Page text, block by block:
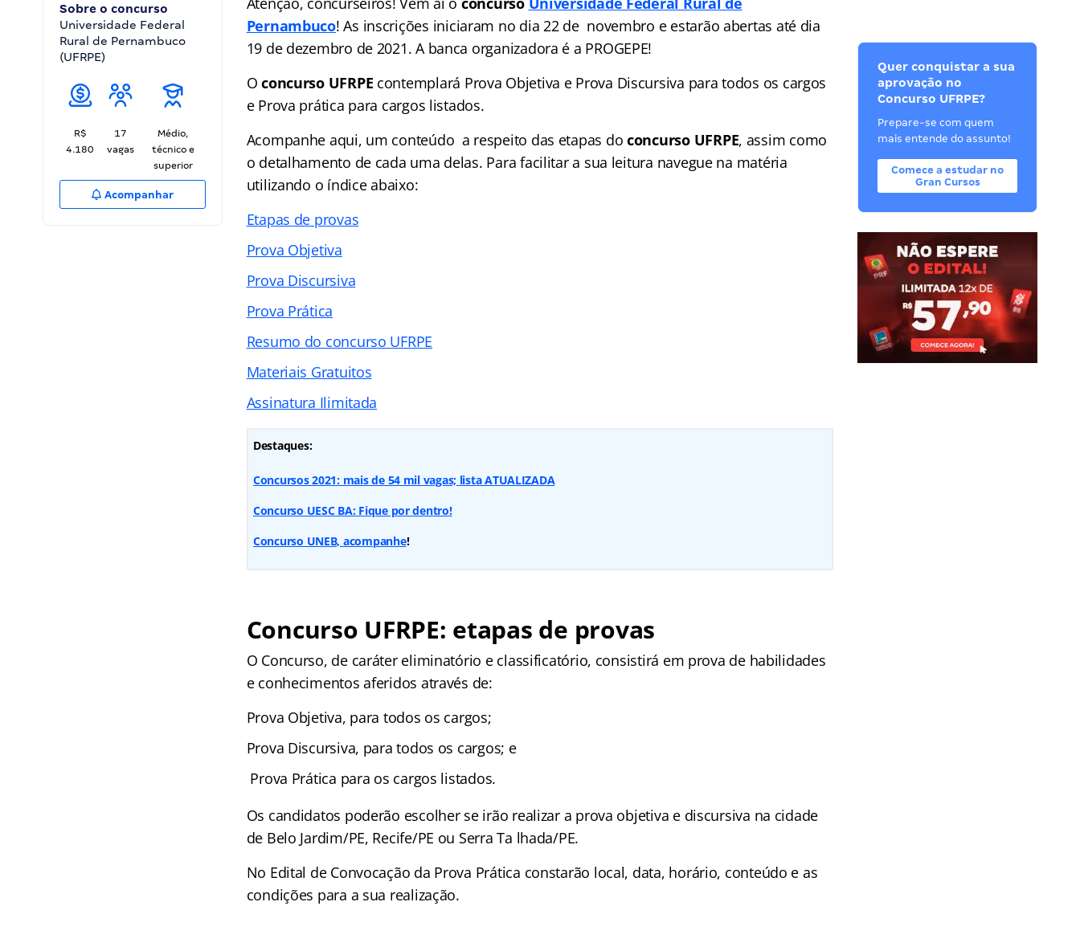
Sobre o concurso
Universidade Federal
Rural de Pernambuco
(UFRPE)
R$
4.180
17
vagas
Médio,
técnico e
superior
Acompanhar
Pernambuco! As inscrições iniciaram no dia 22 de novembro e estarão abertas até dia
19 de dezembro de 2021. A banca organizadora é a PROGEPE!
O concurso UFRPE contemplará Prova Objetiva e Prova Discursiva para todos os cargos
e Prova prática para cargos listados.
Acompanhe aqui, um conteúdo a respeito das etapas doconcurso UFRPE, assim como
o detalhamento de cada uma delas. Para facilitar a sua leitura navegue na matéria
utilizando o índice abaixo:
Etapas de provas
Prova Objetiva
Prova Discursiva
Prova Prática
Resumo do concurso UFRPE
Materiais Gratuitos
Assinatura Ilimitada
Destaques:
Concursos 2021: mais de 54 mil vagas; lista ATUALIZADA
Concurso UESC BA: Fique por dentro!
Concurso UNEB, acompanhe!
Concurso UFRPE: etapas de provas
O Concurso, de caráter eliminatório e classificatório, consistirá em prova de habilidades
e conhecimentos aferidos através de:
Prova Objetiva, para todos os cargos;
Prova Discursiva, para todos os cargos; e
Prova Prática para os cargos listados.
Os candidatos poderão escolher se irão realizar a prova objetiva e discursiva na cidade
de Belo Jardim/PE, Recife/PE ou Serra Ta lhada/PE.
No Edital de Convocação da Prova Prática constarão local, data, horário, conteúdo e as
condições para a sua realização.
Quer conquistar a sua
aprovação no
Concurso UFRPE?
Prepare-se com quem
mais entende do assunto!
Comece a estudar no
Gran Cursos